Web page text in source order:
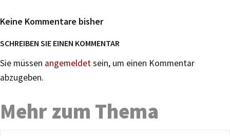
Keine Kommentare bisher
SCHREIBEN SIE EINEN KOMMENTAR
Sie müssen angemeldetsein, um einen Kommentar
abzugeben.
Mehr zum Thema